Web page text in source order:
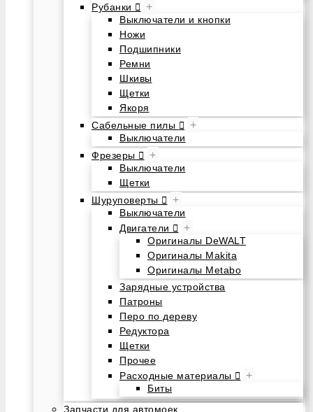
Рубанки
+
Выключатели и кнопки
Ножи
Подшипники
Ремни
Шкивы
Щетки
Якоря
Сабельные пилы
+
Выключатели
Фрезеры
+
Выключатели
Щетки
Шуруповерты
+
Выключатели
Двигатели
+
Оригиналы DeWALT
Оригиналы Makita
Оригиналы Metabo
Зарядные устройства
Патроны
Перо по дереву
Редуктора
Щетки
Прочее
Расходные материалы
+
Биты
Запчасти для автомоек